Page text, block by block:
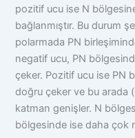
pozitif ucu ise N
bağlanmıştır. Bu durum
polarmada PN
negatif ucu, PN
çeker. Pozitif ucu ise PN
doğru çeker ve bu arada
katman genişler. N
bölgesinde ise daha çok